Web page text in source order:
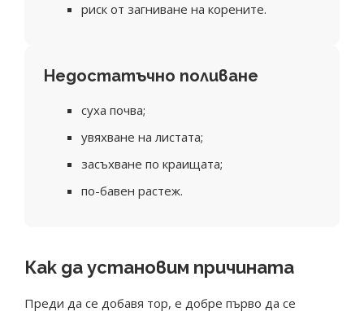
риск от загниване на корените.
Недостатъчно поливане
суха почва;
увяхване на листата;
засъхване по краищата;
по-бавен растеж.
Как да установим причината
Преди да се добавя тор, е добре първо да се